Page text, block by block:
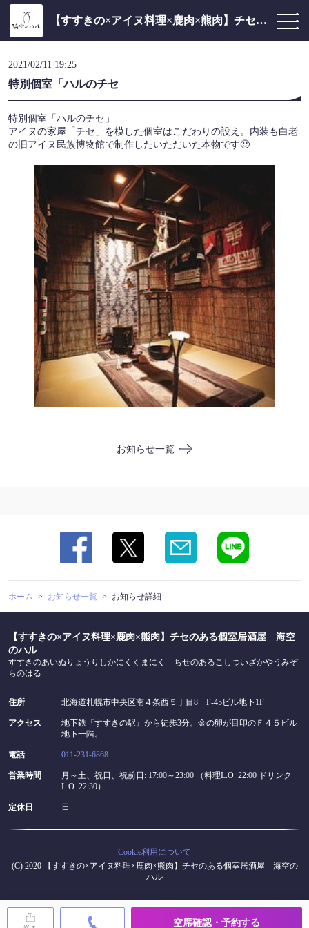
【すすきの×アイヌ料理×鹿肉×熊肉】チセのある個室居酒屋 海空のハル
2021/02/11 19:25
特別個室「ハルのチセ
特別個室「ハルのチセ」
アイヌの家屋「チセ」を模した個室はこだわりの設え。内装も白老
の旧アイヌ民族博物館で制作したいただいた本物です🙂
お知らせ一覧
ホーム お知らせ一覧 お知らせ詳細
【すすきの×アイヌ料理×鹿肉×熊肉】チセのある個室居酒屋 海空
のハル
すすきのあいぬりょうりしかにくくまにく ちせのあるこしついざかやうみぞ
らのはる
住所 北海道札幌市中央区南４条西５丁目8 F-45ビル地下1F
アクセス
地下鉄『すすきの駅』から徒歩3分。金の卵が目印のＦ４５ビル
地下一階。
電話 011-231-6868
営業時間
月～土、祝日、祝前日: 17:00～23:00 （料理L.O. 22:00 ドリンク
L.O. 22:30）
定休日 日
Cookie利用について
(C) 2020 【すすきの×アイヌ料理×鹿肉×熊肉】チセのある個室居酒屋 海空の
ハル
この店舗情報をシェアする
特別個室「ハルのチセ | 【すすきの×アイヌ料理×鹿肉×熊
https://umizoranoharu-susukino.owst.jp/blogs/2755890
閉じる
空席確認・予約する